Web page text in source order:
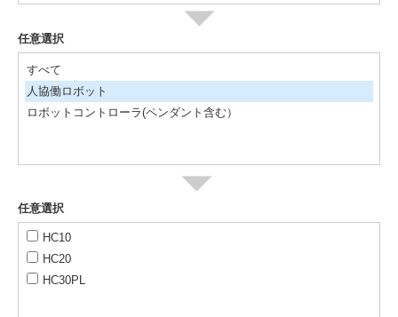
任意選択
すべて
人協働ロボット
ロボットコントローラ(ペンダント含む）
任意選択
HC10
HC20
HC30PL